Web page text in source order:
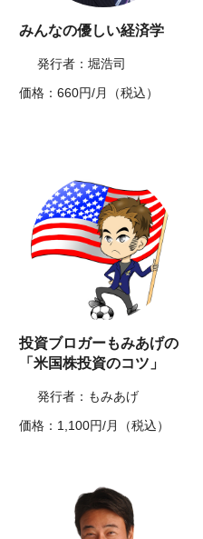
みんなの優しい経済学
発行者：堀浩司
価格：660円/月（税込）
投資ブロガーもみあげの
「米国株投資のコツ」
発行者：もみあげ
価格：1,100円/月（税込）